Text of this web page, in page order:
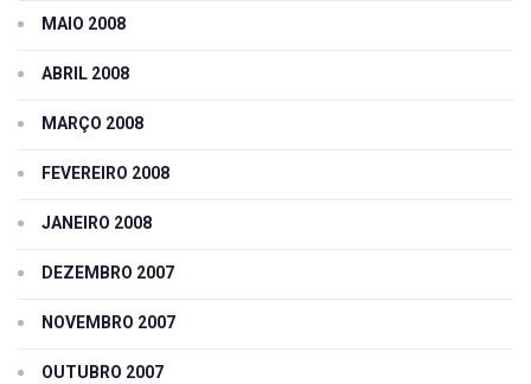
MAIO 2008
ABRIL 2008
MARÇO 2008
FEVEREIRO 2008
JANEIRO 2008
DEZEMBRO 2007
NOVEMBRO 2007
OUTUBRO 2007